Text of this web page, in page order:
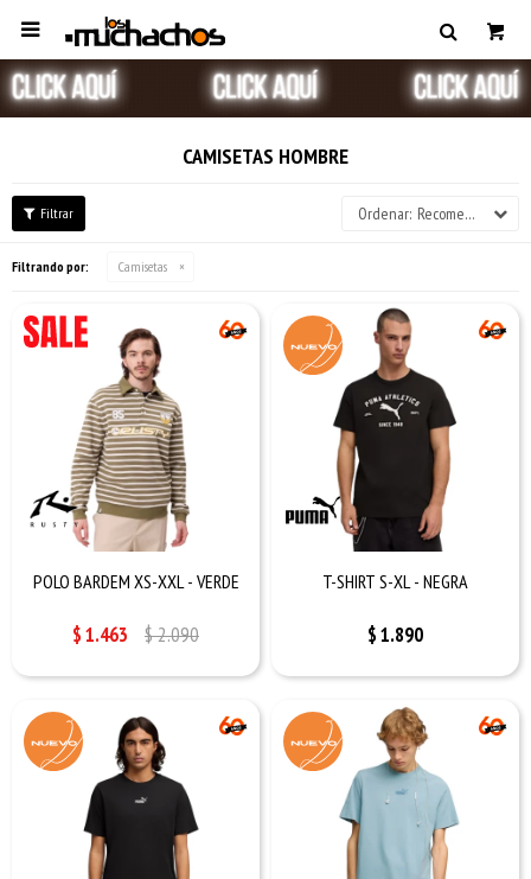

CAMISETAS HOMBRE
Recomendados
Filtrando por: Camisetas
POLO BARDEM XS-XXL - VERDE
$1.463 $2.090
T-SHIRT S-XL - NEGRA
$1.890